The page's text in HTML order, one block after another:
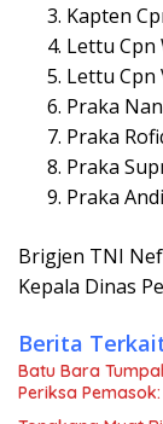
Kapten
Lettu Cpn
Lettu Cpn
Praka
Praka
Praka
Praka Andi
Brigjen TNI
Kepala Dinas
Berita
Batu Bara
Periksa